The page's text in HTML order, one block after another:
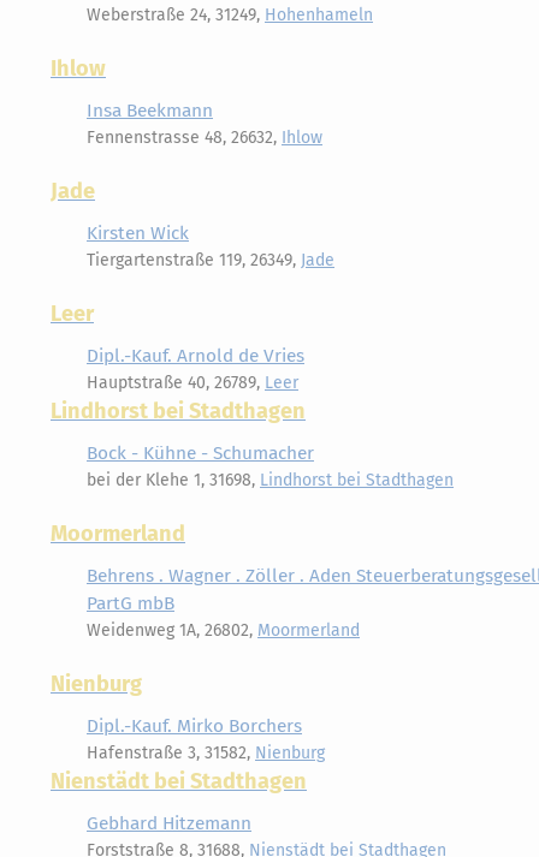
Weberstraße 24, 31249, Hohenhameln
Ihlow
Insa Beekmann
Fennenstrasse 48, 26632, Ihlow
Jade
Kirsten Wick
Tiergartenstraße 119, 26349, Jade
Leer
Dipl.-Kauf. Arnold de Vries
Hauptstraße 40, 26789, Leer
Lindhorst bei Stadthagen
Bock - Kühne - Schumacher
bei der Klehe 1, 31698, Lindhorst bei Stadthagen
Moormerland
Behrens . Wagner . Zöller . Aden
PartG mbB
Weidenweg 1A, 26802, Moormerland
Nienburg
Dipl.-Kauf. Mirko Borchers
Hafenstraße 3, 31582, Nienburg
Nienstädt bei Stadthagen
Gebhard Hitzemann
Forststraße 8, 31688, Nienstädt bei Stadthagen